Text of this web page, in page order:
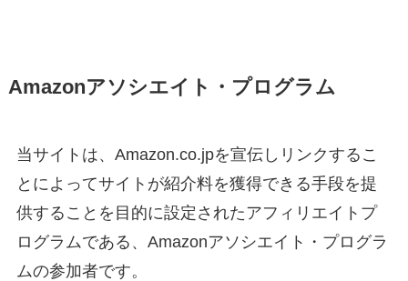
Amazonアソシエイト・プログラム
当サイトは、Amazon.co.jpを宣伝しリンクするこ
とによってサイトが紹介料を獲得できる手段を提
供することを目的に設定されたアフィリエイトプ
ログラムである、Amazonアソシエイト・プログラ
ムの参加者です。